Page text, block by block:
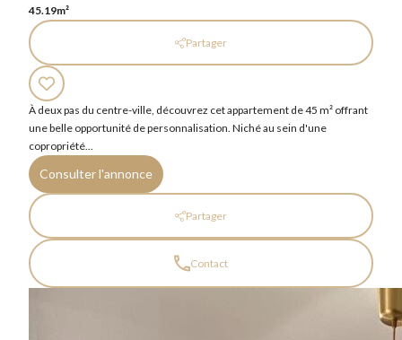
45.19m²
Partager
À deux pas du centre-ville, découvrez cet appartement de 45 m² offrant
une belle opportunité de personnalisation. Niché au sein d'une
copropriété...
Consulter l'annonce
Partager
Contact